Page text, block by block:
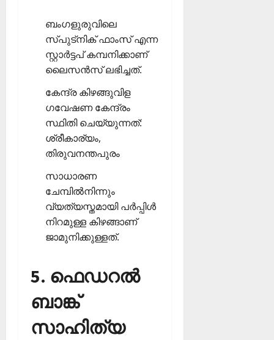
ബംഗളുരുവിലെ
സ്പുട്‌നിക് ഫാംസ് എന്ന
സ്റ്റാര്‍ട്ടപ് കമ്പനിക്കാണ്
ലൈസന്‍സ് ലഭിച്ചത്.
കേന്ദ്ര കിഴങ്ങുവിള
ഗവേഷണ കേന്ദ്രം
സ്ഥിതി ചെയ്യുന്നത്:
ശ്രീകാര്യം,
തിരുവനന്തപുരം
സാധാരണ
ചേമ്പില്‍നിന്നും
വ്യത്യസ്തമായി പര്‍പ്പിള്‍
നിറമുള്ള കിഴങ്ങാണ്
ജാമുനിക്കുള്ളത്.
5. ഫെഡറല്‍
ബാങ്ക്
സാഹിത്യ